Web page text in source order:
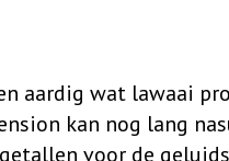
aardig wat lawaai
kan nog lang
voor de